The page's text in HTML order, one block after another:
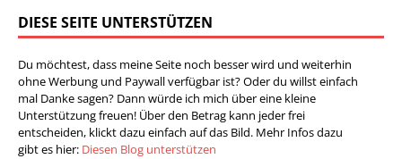
DIESE SEITE UNTERSTÜTZEN
Du möchtest, dass meine Seite noch besser wird und weiterhin
ohne Werbung und Paywall verfügbar ist? Oder du willst einfach
mal Danke sagen? Dann würde ich mich über eine kleine
Unterstützung freuen! Über den Betrag kann jeder frei
entscheiden, klickt dazu einfach auf das Bild. Mehr Infos dazu
gibt es hier: Diesen Blog unterstützen